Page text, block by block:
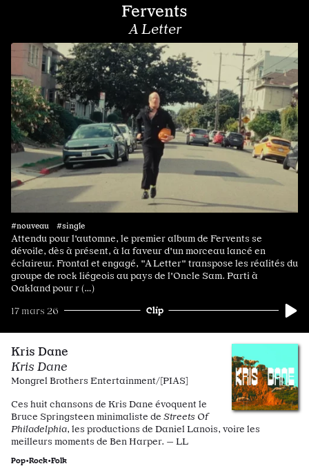
Fervents
A Letter
#nouveau #single
Attendu pour l'automne, le premier album de Fervents se
dévoile, dès à présent, à la faveur d'un morceau lancé en
éclaireur. Frontal et engagé, "A Letter" transpose les réalités du
groupe de rock liégeois au pays de l'Oncle Sam. Parti à
Oakland pour r (…)
17 mars 26 Clip
Kris Dane
Kris Dane
Mongrel Brothers Entertainment/[PIAS]
Ces huit chansons de Kris Dane évoquent le
Bruce Springsteen minimaliste de Streets Of
Philadelphia, les productions de Daniel Lanois, voire les
meilleurs moments de Ben Harper. — LL
Pop•Rock•Folk